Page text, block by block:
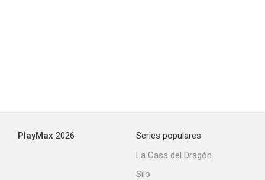
PlayMax 2026
Series populares
La Casa del Dragón
Silo